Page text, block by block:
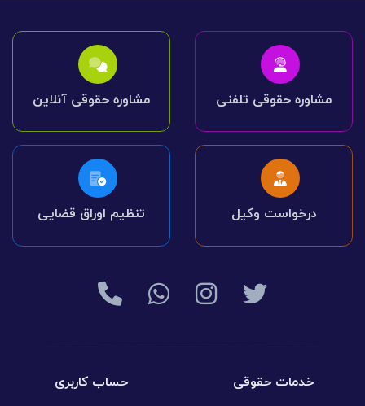
مشاوره حقوقی تلفنی مشاوره حقوقی آنلاین
درخواست وکیل تنظیم اوراق قضایی
خدمات حقوقی حساب کاربری